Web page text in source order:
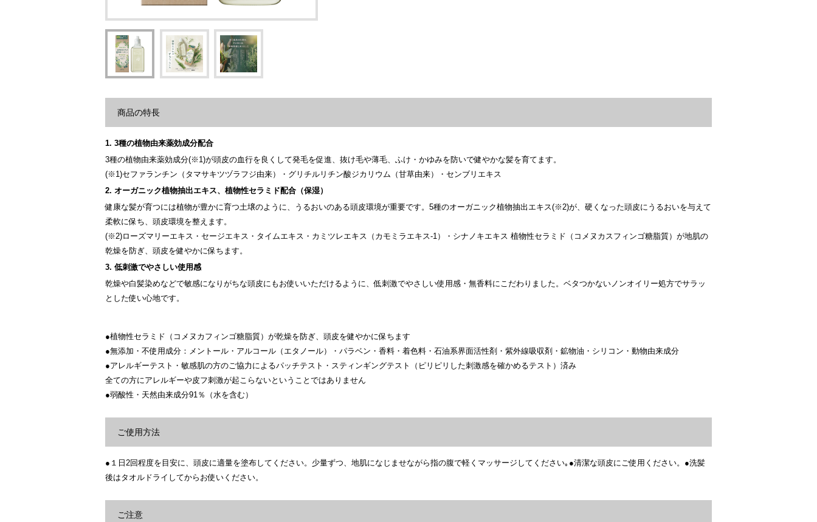
商品の特長
1. 3種の植物由来薬効成分配合
3種の植物由来薬効成分(※1)が頭皮の血行を良くして発毛を促進、抜け毛や薄毛、ふけ・かゆみを防いで健やかな髪を育てます。
(※1)セファランチン（タマサキツヅラフジ由来）・グリチルリチン酸ジカリウム（甘草由来）・センブリエキス
2. オーガニック植物抽出エキス、植物性セラミド配合（保湿）
健康な髪が育つには植物が豊かに育つ土壌のように、うるおいのある頭皮環境が重要です。5種のオーガニック植物抽出エキス(※2)が、硬くなった頭皮にうるおいを与えて
柔軟に保ち、頭皮環境を整えます。
(※2)ローズマリーエキス・セージエキス・タイムエキス・カミツレエキス（カモミラエキス-1）・シナノキエキス 植物性セラミド（コメヌカスフィンゴ糖脂質）が地肌の
乾燥を防ぎ、頭皮を健やかに保ちます。
3. 低刺激でやさしい使用感
乾燥や白髪染めなどで敏感になりがちな頭皮にもお使いいただけるように、低刺激でやさしい使用感・無香料にこだわりました。ベタつかないノンオイリー処方でサラッ
とした使い心地です。
●植物性セラミド（コメヌカフィンゴ糖脂質）が乾燥を防ぎ、頭皮を健やかに保ちます
●無添加・不使用成分：メントール・アルコール（エタノール）・パラベン・香料・着色料・石油系界面活性剤・紫外線吸収剤・鉱物油・シリコン・動物由来成分
●アレルギーテスト・敏感肌の方のご協力によるパッチテスト・スティンギングテスト（ピリピリした刺激感を確かめるテスト）済み
全ての方にアレルギーや皮フ刺激が起こらないということではありません
●弱酸性・天然由来成分91％（水を含む）
ご使用方法
●１日2回程度を目安に、頭皮に適量を塗布してください。少量ずつ、地肌になじませながら指の腹で軽くマッサージしてください｡●清潔な頭皮にご使用ください。●洗髪
後はタオルドライしてからお使いください。
ご注意